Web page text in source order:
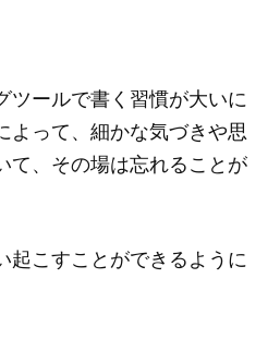
ツールで書く習慣が大いに
よって、細かな気づきや思
て、その場は忘れることが
起こすことができるように